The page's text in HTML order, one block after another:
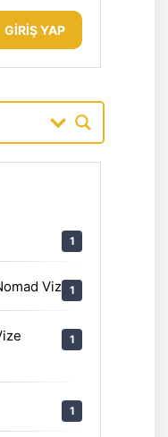
GIRIŞ YAP
1
Vizesi
1
1
1